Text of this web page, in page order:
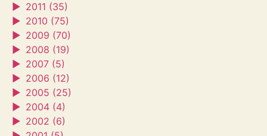
► 2011 (35)
► 2010 (75)
► 2009 (70)
► 2008 (19)
► 2007 (5)
► 2006 (12)
► 2005 (25)
► 2004 (4)
► 2002 (6)